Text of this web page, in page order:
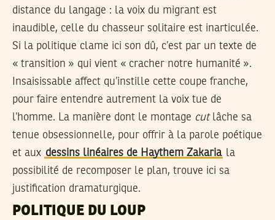
distance du langage : la voix du migrant est
inaudible, celle du chasseur solitaire est inarticulée.
Si la politique clame ici son dû, c’est par un texte de
« transition » qui vient « cracher notre humanité ».
Insaisissable affect qu’instille cette coupe franche,
pour faire entendre autrement la voix tue de
l’homme. La manière dont le montage cutlâche sa
tenue obsessionnelle, pour offrir à la parole poétique
et aux dessins linéaires de Haythem Zakaria la
possibilité de recomposer le plan, trouve ici sa
justification dramaturgique.
POLITIQUE DU LOUP